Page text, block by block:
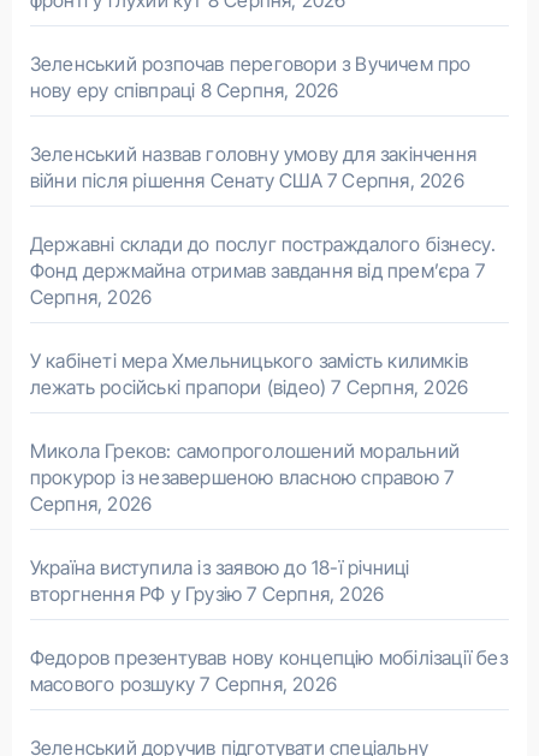
Зеленський розпочав переговори з Вучичем про
нову еру співпраці 8 Серпня, 2026
Зеленський назвав головну умову для закінчення
війни після рішення Сенату США 7 Серпня, 2026
Державні склади до послуг постраждалого бізнесу.
Фонд держмайна отримав завдання від прем’єра 7
Серпня, 2026
У кабінеті мера Хмельницького замість килимків
лежать російські прапори (відео) 7 Серпня, 2026
Микола Греков: самопроголошений моральний
прокурор із незавершеною власною справою 7
Серпня, 2026
Україна виступила із заявою до 18-ї річниці
вторгнення РФ у Грузію 7 Серпня, 2026
Федоров презентував нову концепцію мобілізації без
масового розшуку 7 Серпня, 2026
Зеленський доручив підготувати спеціальну